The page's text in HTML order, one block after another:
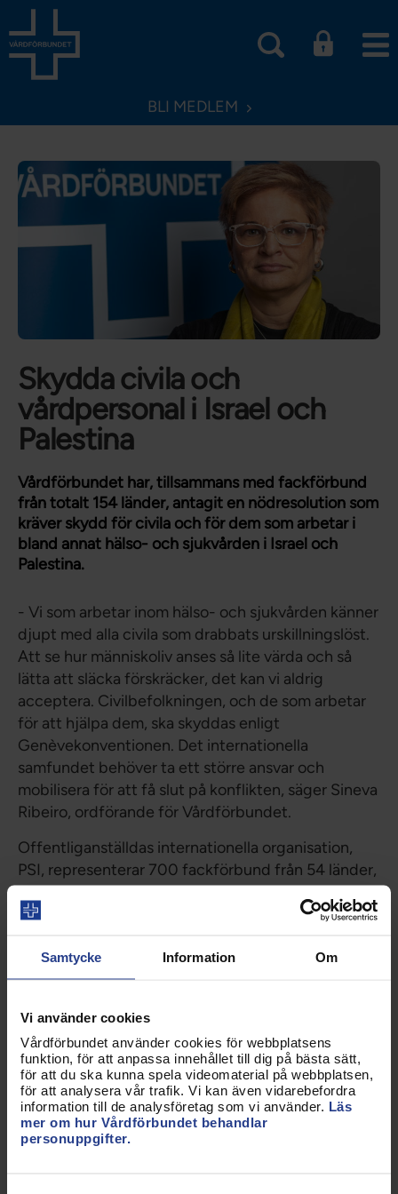
Samtycke Information Om
Vi använder cookies
Vårdförbundet använder cookies för webbplatsens
funktion, för att anpassa innehållet till dig på bästa sätt,
för att du ska kunna spela videomaterial på webbplatsen,
för att analysera vår trafik. Vi kan även vidarebefordra
information till de analysföretag som vi använder. Läs
mer om hur Vårdförbundet behandlar
personuppgifter.
BLI MEDLEM
Skydda civila och
vårdpersonal i Israel och
Palestina
Vårdförbundet har, tillsammans med fackförbund
från totalt 154 länder, antagit en nödresolution som
kräver skydd för civila och för dem som arbetar i
bland annat hälso- och sjukvården i Israel och
Palestina.
- Vi som arbetar inom hälso- och sjukvården känner
djupt med alla civila som drabbats urskillningslöst.
Att se hur människoliv anses så lite värda och så
lätta att släcka förskräcker, det kan vi aldrig
acceptera. Civilbefolkningen, och de som arbetar
för att hjälpa dem, ska skyddas enligt
Genèvekonventionen. Det internationella
samfundet behöver ta ett större ansvar och
mobilisera för att få slut på konflikten, säger Sineva
Ribeiro, ordförande för Vårdförbundet.
Offentliganställdas internationella organisation,
PSI, representerar 700 fackförbund från 54 länder,
som i sin tur representerar 30 miljoner anställda
världen över. Med nödresolutionen vill
solidaritet med de många tusen civila som har
dödats och skadats i Israel och Palestina.
Den internationella organisationen fördömer
agerandet från båda sidor: Hamas brutala
terrorattack som krävt tusentals dödsoffer, att
civila hålls som gisslan och används som mänskliga
sköldar såväl som Israels reaktion som också krävt
civila dödsoffer, samt blockaden av Gaza som gör
att civilbefolkningen inte får tillgång till vatten och